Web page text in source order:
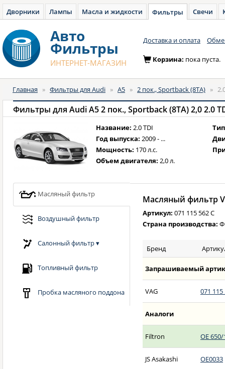
Дворники Лампы Масла и жидкости Фильтры Свечи
Авто
Фильтры
ИНТЕРНЕТ-МАГАЗИН
Доставка и оплата
Корзина: пока пуста.
Главная » Фильтры для Audi » A5 » 2 пок., Sportback (8TA) »
Фильтры для Audi A5 2 пок., Sportback (8TA) 2,0 2.0
Название: 2.0 TDI
Год выпуска: 2009 - ...
Мощность: 170 л.с.
Объем двигателя: 2,0 л.
Масляный фильтр
Воздушный фильтр
Салонный фильтр▾
Топливный фильтр
Пробка масляного поддона
Масляный фильтр
Артикул: 071 115 562 C
Страна производства:
Бренд
Запрашиваемый
VAG 071 115
Аналоги
Filtron OE 650/
JS Asakashi OE0033